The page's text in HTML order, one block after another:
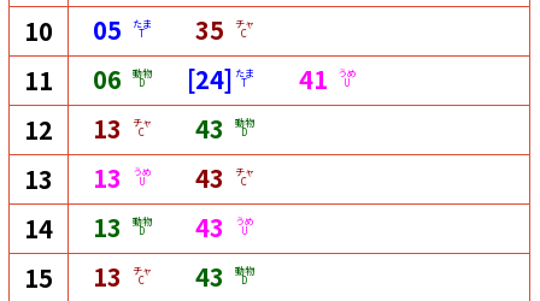
10 05 たま
T 35 チャ
C
11 06 動物
D [24] たま
T 41 うめ
U
12 13 チャ
C 43 動物
D
13 13 うめ
U 43 チャ
C
14 13 動物
D 43 うめ
U
15 13 チャ
C 43 動物
D